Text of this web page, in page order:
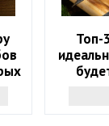
Топ-